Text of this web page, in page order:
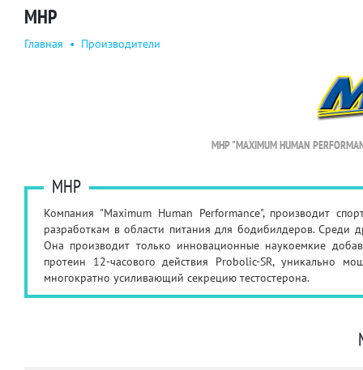
MHP
Главная • Производители
MHP "MAXIMUM HUMAN
MHP
Компания "Maximum Human Performance", производит
разработкам в области питания для бодибилдеров. Среди
Она производит только инновационные наукоемкие
протеин 12-часового действия Probolic-SR, уникально
многократно усиливающий секрецию тестостерона.